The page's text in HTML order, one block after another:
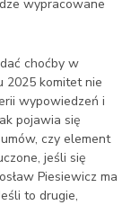
wypracowane
choćby w
2025 komitet nie
wypowiedzeń i
pojawia się
czy element
jeśli się
Piesiewicz ma
to drugie,